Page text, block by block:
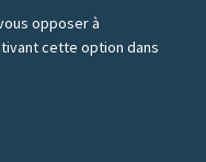
opposer à
cette option dans